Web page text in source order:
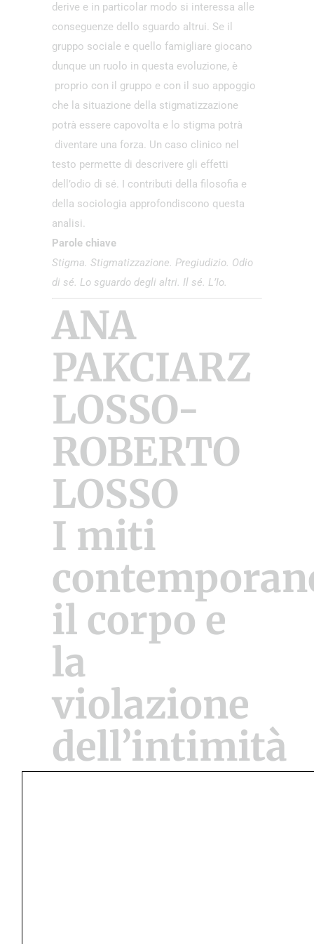
derive e in particolar modo si interessa alle
conseguenze dello sguardo altrui. Se il
gruppo sociale e quello famigliare giocano
dunque un ruolo in questa evoluzione, è
proprio con il gruppo e con il suo appoggio
che la situazione della stigmatizzazione
potrà essere capovolta e lo stigma potrà
diventare una forza. Un caso clinico nel
testo permette di descrivere gli effetti
dell’odio di sé. I contributi della filosofia e
della sociologia approfondiscono questa
analisi.
Parole chiave
Stigma. Stigmatizzazione. Pregiudizio. Odio
di sé. Lo sguardo degli altri. Il sé. L’Io.
ANA
PAKCIARZ
LOSSO-
ROBERTO
LOSSO
I miti
il corpo e
la
violazione
dell’intimità